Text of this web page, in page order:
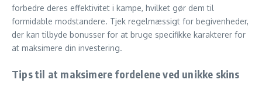
forbedre deres effektivitet i kampe, hvilket gør dem til
formidable modstandere. Tjek regelmæssigt for begivenheder,
der kan tilbyde bonusser for at bruge specifikke karakterer for
at maksimere din investering.
Tips til at maksimere fordelene ved unikke skins